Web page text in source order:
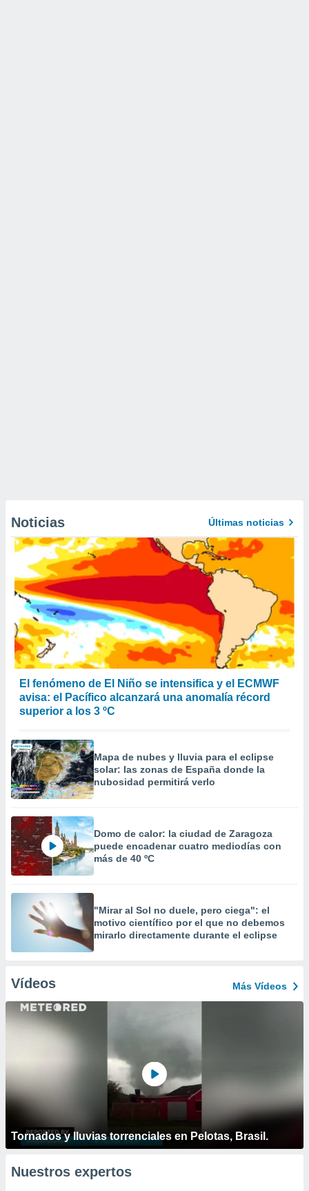
Noticias Últimas noticias
El fenómeno de El Niño se intensifica y el ECMWF
avisa: el Pacífico alcanzará una anomalía récord
superior a los 3 ºC
Mapa de nubes y lluvia para el eclipse
solar: las zonas de España donde la
nubosidad permitirá verlo
Domo de calor: la ciudad de Zaragoza
puede encadenar cuatro mediodías con
más de 40 ºC
"Mirar al Sol no duele, pero ciega": el
motivo científico por el que no debemos
mirarlo directamente durante el eclipse
Vídeos Más Vídeos
Tornados y lluvias torrenciales en Pelotas, Brasil.
Nuestros expertos